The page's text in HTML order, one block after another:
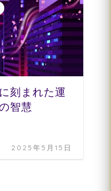
刻まれた運
智慧
2025年5月15日